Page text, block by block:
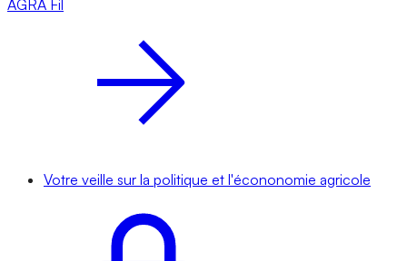
AGRA Fil
Votre veille sur la politique et l'écononomie agricole